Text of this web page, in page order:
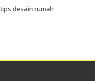
tips desain rumah